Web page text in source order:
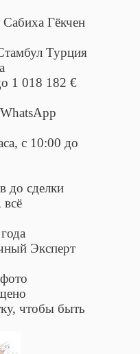
Гёкчен
Турция
1 018 182 €
с 10:00 до
до сделки
Эксперт
чтобы быть